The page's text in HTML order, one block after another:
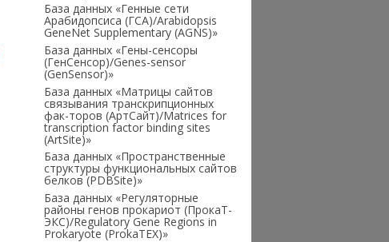
База данных «Генные сети
Арабидопсиса (ГСА)/Arabidopsis
GeneNet Supplementary (AGNS)»
База данных «Гены-сенсоры
(ГенСенсор)/Genes-sensor
(GenSensor)»
База данных «Матрицы сайтов
связывания транскрипционных
фак-торов (АртСайт)/Мatrices for
transcription factor binding sites
(ArtSite)»
База данных «Пространственные
структуры функциональных сайтов
белков (PDBSite)»
База данных «Регуляторные
районы генов прокариот (ПрокаТ-
ЭКС)/Regulatory Gene Regions in
Prokaryote (ProkaTEX)»